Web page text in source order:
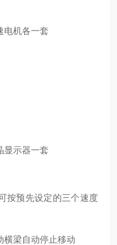
电机各一套
显示器一套
按预先设定的三个速度
横梁自动停止移动